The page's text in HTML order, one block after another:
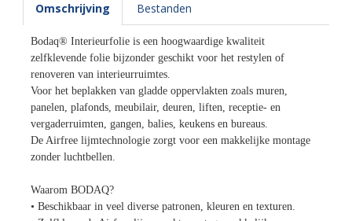
Omschrijving Bestanden
Bodaq® Interieurfolie is een hoogwaardige kwaliteit
zelfklevende folie bijzonder geschikt voor het restylen of
renoveren van interieurruimtes.
Voor het beplakken van gladde oppervlakten zoals muren,
panelen, plafonds, meubilair, deuren, liften, receptie- en
vergaderruimten, gangen, balies, keukens en bureaus.
De Airfree lijmtechnologie zorgt voor een makkelijke montage
zonder luchtbellen.
Waarom BODAQ?
• Beschikbaar in veel diverse patronen, kleuren en texturen.